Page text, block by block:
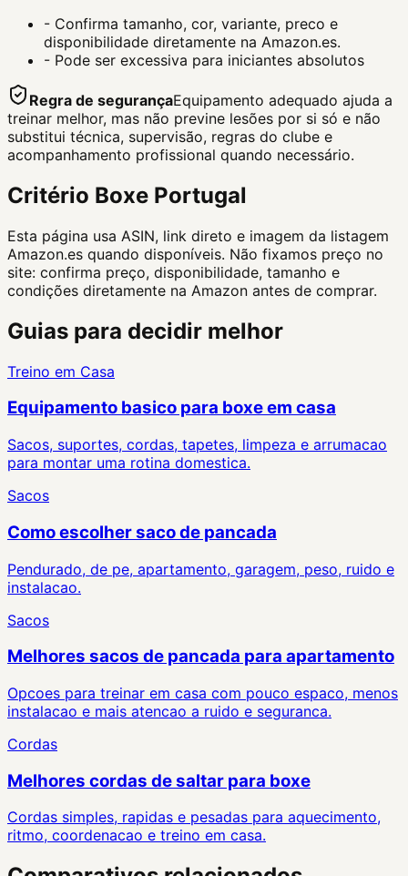
- Confirma tamanho, cor, variante, preco e
disponibilidade diretamente na Amazon.es.
- Pode ser excessiva para iniciantes absolutos
Regra de segurançaEquipamento adequado ajuda a
treinar melhor, mas não previne lesões por si só e não
substitui técnica, supervisão, regras do clube e
acompanhamento profissional quando necessário.
Critério Boxe Portugal
Esta página usa ASIN, link direto e imagem da listagem
Amazon.es quando disponíveis. Não fixamos preço no
site: confirma preço, disponibilidade, tamanho e
condições diretamente na Amazon antes de comprar.
Guias para decidir melhor
Treino em Casa
Equipamento basico para boxe em casa
Sacos, suportes, cordas, tapetes, limpeza e arrumacao
para montar uma rotina domestica.
Sacos
Como escolher saco de pancada
Pendurado, de pe, apartamento, garagem, peso, ruido e
instalacao.
Sacos
Melhores sacos de pancada para apartamento
Opcoes para treinar em casa com pouco espaco, menos
instalacao e mais atencao a ruido e seguranca.
Cordas
Melhores cordas de saltar para boxe
Cordas simples, rapidas e pesadas para aquecimento,
ritmo, coordenacao e treino em casa.